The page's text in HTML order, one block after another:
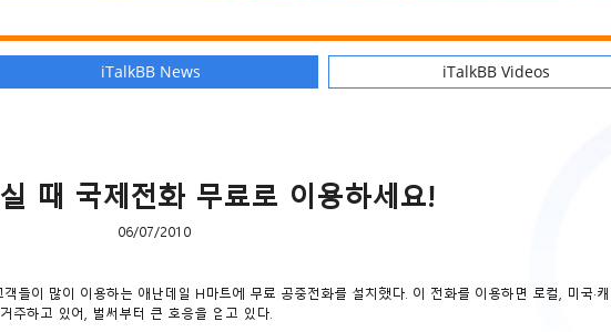
iTalkBB News iTalkBB Videos
때 국제전화 무료로 이용하세요!
06/07/2010
이 많이 이용하는 애난데일 H마트에 무료 공중전화를 설치했다. 이 전화를 이용하면 로컬, 미국·
주하고 있어, 벌써부터 큰 호응을 얻고 있다.